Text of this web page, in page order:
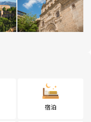
宿泊